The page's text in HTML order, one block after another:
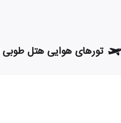
تورهای هوایی هتل طوبی